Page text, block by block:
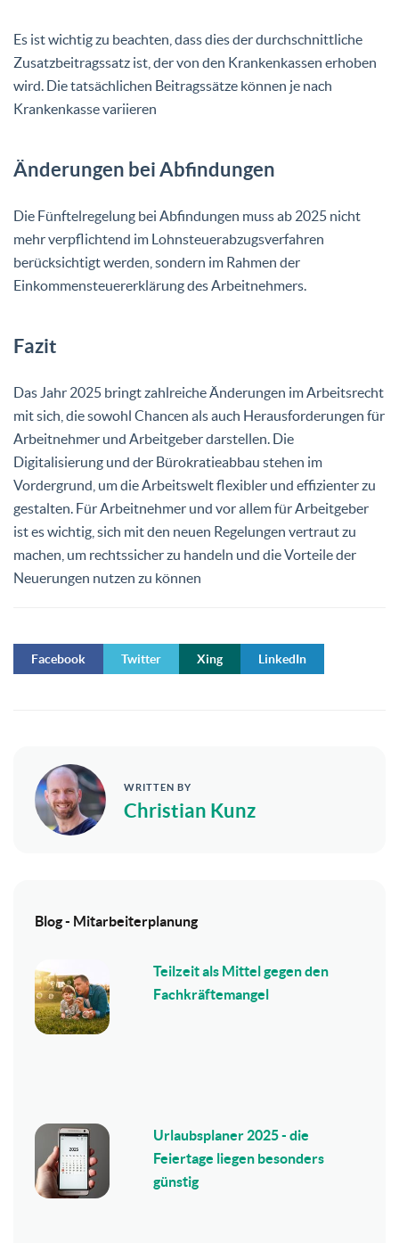
Es ist wichtig zu beachten, dass dies der durchschnittliche
Zusatzbeitragssatz ist, der von den Krankenkassen erhoben
wird. Die tatsächlichen Beitragssätze können je nach
Krankenkasse variieren
Änderungen bei Abfindungen
Die Fünftelregelung bei Abfindungen muss ab 2025 nicht
mehr verpflichtend im Lohnsteuerabzugsverfahren
berücksichtigt werden, sondern im Rahmen der
Einkommensteuererklärung des Arbeitnehmers.
Fazit
Das Jahr 2025 bringt zahlreiche Änderungen im Arbeitsrecht
mit sich, die sowohl Chancen als auch Herausforderungen für
Arbeitnehmer und Arbeitgeber darstellen. Die
Digitalisierung und der Bürokratieabbau stehen im
Vordergrund, um die Arbeitswelt flexibler und effizienter zu
gestalten. Für Arbeitnehmer und vor allem für Arbeitgeber
ist es wichtig, sich mit den neuen Regelungen vertraut zu
machen, um rechtssicher zu handeln und die Vorteile der
Neuerungen nutzen zu können
Facebook Twitter Xing LinkedIn
WRITTEN BY
Christian Kunz
Blog - Mitarbeiterplanung
Teilzeit als Mittel gegen den
Fachkräftemangel
Urlaubsplaner 2025 - die
Feiertage liegen besonders
günstig